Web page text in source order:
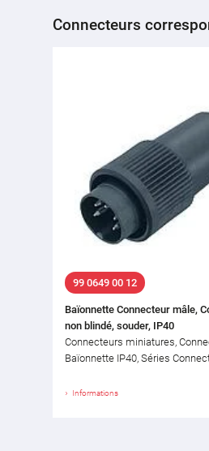
Connecteurs
99 0649 00 12
Baïonnette Connecteur mâle,
non blindé, souder, IP40
Connecteurs miniatures,
Baïonnette IP40, Séries
Informations